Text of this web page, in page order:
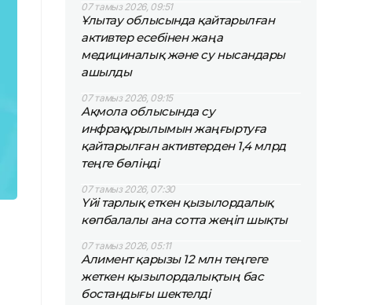
07 тамыз 2026, 09:51
Ұлытау облысында қайтарылған
активтер есебінен жаңа
медициналық және су нысандары
ашылды
07 тамыз 2026, 09:15
Ақмола облысында су
инфрақұрылымын жаңғыртуға
қайтарылған активтерден 1,4 млрд
теңге бөлінді
07 тамыз 2026, 07:30
Үйі тарлық еткен қызылордалық
көпбалалы ана сотта жеңіп шықты
07 тамыз 2026, 05:11
Алимент қарызы 12 млн теңгеге
жеткен қызылордалықтың бас
бостандығы шектелді